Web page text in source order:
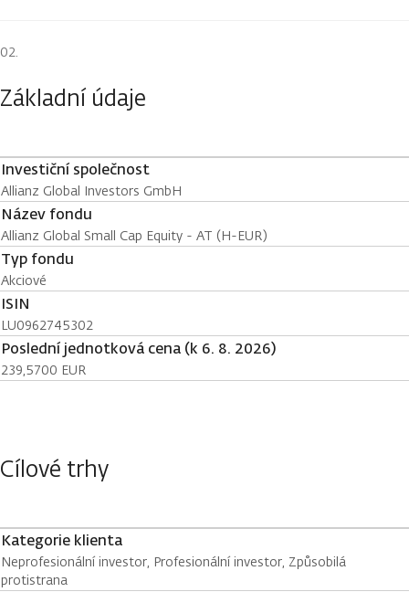
Základní údaje
Investiční společnost
Allianz Global Investors GmbH
Název fondu
Allianz Global Small Cap Equity - AT (H-EUR)
Typ fondu
Akciové
ISIN
LU0962745302
Poslední jednotková cena (k 6. 8. 2026)
239,5700 EUR
Cílové trhy
Kategorie klienta
Neprofesionální investor, Profesionální investor, Způsobilá
protistrana